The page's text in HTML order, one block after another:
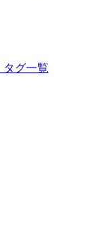
タグ一覧